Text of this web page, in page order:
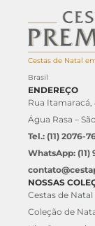
Cestas de Natal
Brasil
ENDEREÇO
Rua Itamaracá,
Água Rasa –
Tel.: (11) 2076-
WhatsApp: (11)
NOSSAS
Cestas de Natal
Coleção de